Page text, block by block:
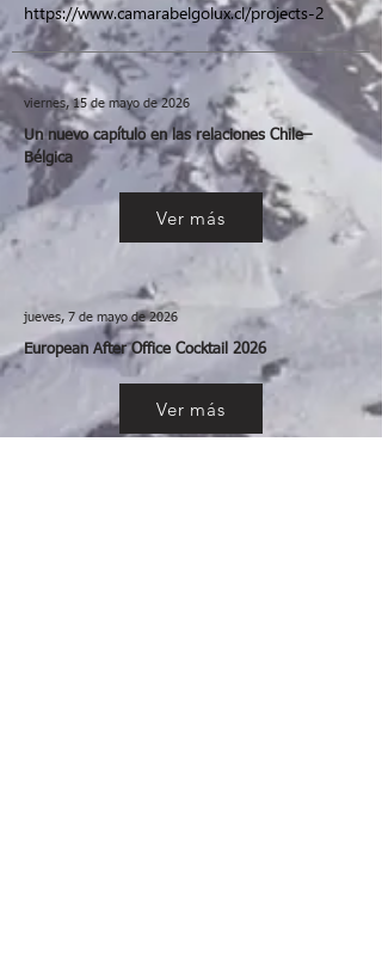
https://www.camarabelgolux.cl/projects-2
viernes, 15 de mayo de 2026
Un nuevo capítulo en las relaciones Chile–
Bélgica
Ver más
jueves, 7 de mayo de 2026
European After Office Cocktail 2026
Ver más